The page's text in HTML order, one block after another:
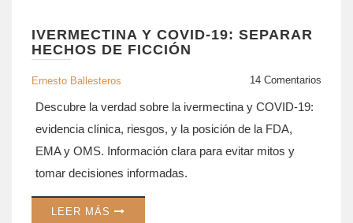
IVERMECTINA Y COVID-19: SEPARAR
HECHOS DE FICCIÓN
Ernesto Ballesteros 14 Comentarios
Descubre la verdad sobre la ivermectina y COVID‑19:
evidencia clínica, riesgos, y la posición de la FDA,
EMA y OMS. Información clara para evitar mitos y
tomar decisiones informadas.
LEER MÁS